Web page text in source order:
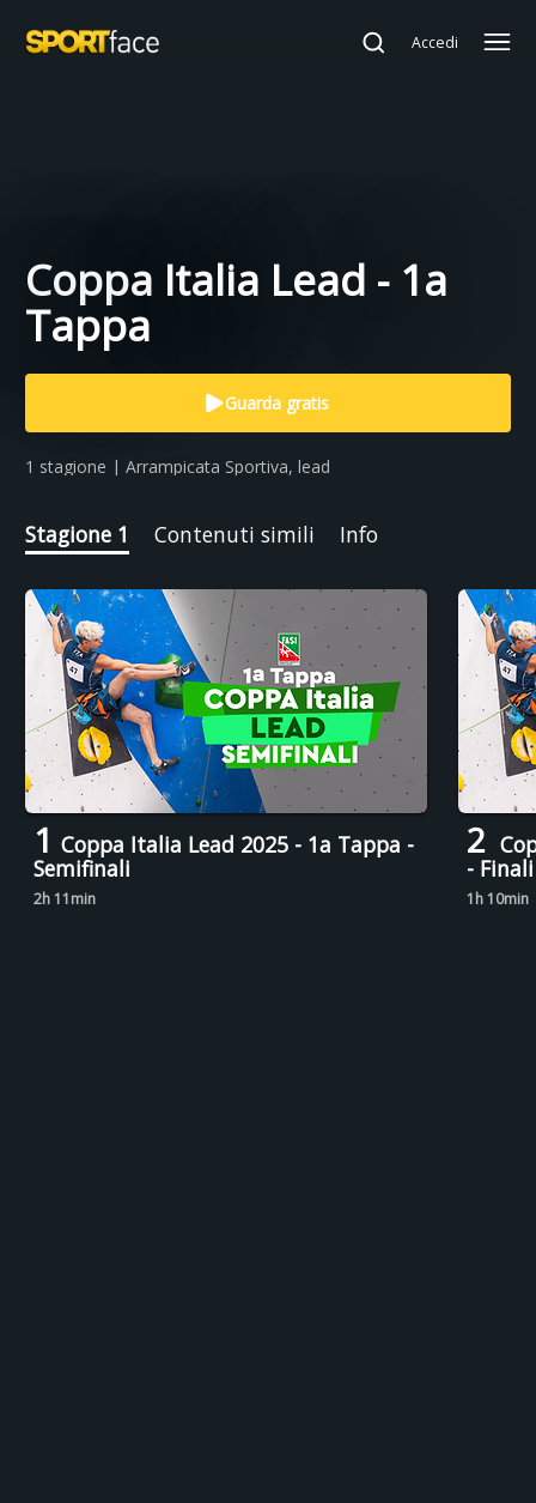
Accedi
Coppa Italia Lead - 1a
Tappa
Guarda gratis
1 stagione | Arrampicata Sportiva, lead
Stagione 1 Contenuti simili Info
1 Coppa Italia Lead 2025 - 1a Tappa -
Semifinali
2h 11min
2
- Finali
1h 10min